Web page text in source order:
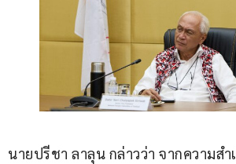
นายปรีชา ลาลุน กล่าวว่า จากความส